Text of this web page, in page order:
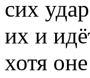
сих
их и
хотя